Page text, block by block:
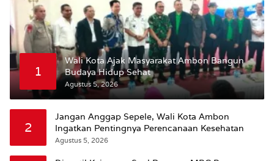
1
Wali Kota Ajak Masyarakat Ambon Bangun
Budaya Hidup Sehat
Agustus 5, 2026
2
Jangan Anggap Sepele, Wali Kota Ambon
Ingatkan Pentingnya Perencanaan Kesehatan
Agustus 5, 2026